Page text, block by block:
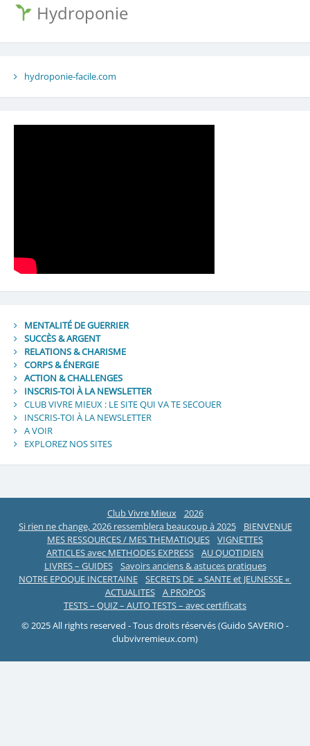
Hydroponie
hydroponie-facile.com
MENTALITÉ DE GUERRIER
SUCCÈS & ARGENT
RELATIONS & CHARISME
CORPS & ÉNERGIE
ACTION & CHALLENGES
INSCRIS-TOI À LA NEWSLETTER
CLUB VIVRE MIEUX : LE SITE QUI VA TE SECOUER
INSCRIS-TOI À LA NEWSLETTER
A VOIR
EXPLOREZ NOS SITES
Club Vivre Mieux
2026
Si rien ne change, 2026 ressemblera beaucoup à 2025
BIENVENUE
MES RESSOURCES / MES THEMATIQUES
VIGNETTES
ARTICLES avec METHODES EXPRESS
AU QUOTIDIEN
LIVRES – GUIDES
Savoirs anciens & astuces pratiques
NOTRE EPOQUE INCERTAINE
SECRETS DE » SANTE et JEUNESSE «
ACTUALITES
A PROPOS
TESTS – QUIZ – AUTO TESTS – avec certificats
© 2025 All rights reserved - Tous droits réservés (Guido SAVERIO -
clubvivremieux.com)